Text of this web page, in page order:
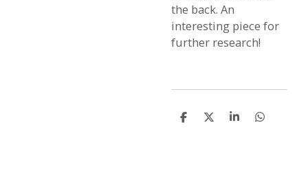
the back. An
interesting piece for
further research!
S
S
S
S